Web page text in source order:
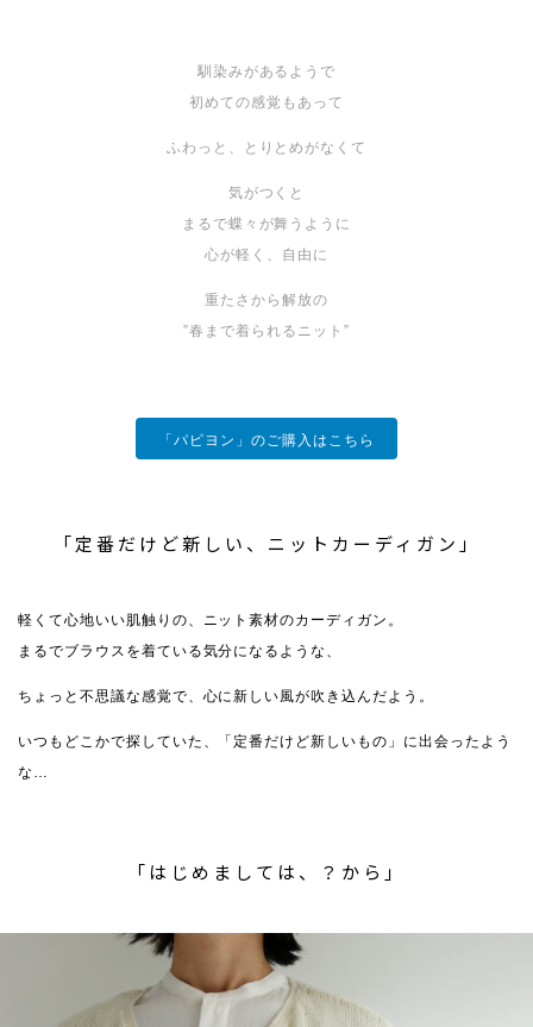
馴染みがあるようで
初めての感覚もあって
ふわっと、とりとめがなくて
気がつくと
まるで蝶々が舞うように
心が軽く、自由に
重たさから解放の
”春まで着られるニット”
「パピヨン」のご購入はこちら
「定番だけど新しい、ニットカーディガン」
軽くて心地いい肌触りの、ニット素材のカーディガン。
まるでブラウスを着ている気分になるような、
ちょっと不思議な感覚で、心に新しい風が吹き込んだよう。
いつもどこかで探していた、「定番だけど新しいもの」に出会ったよう
な…
「はじめましては、？から」